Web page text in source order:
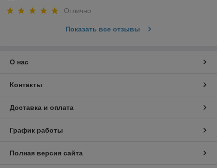
Отлично
Показать все отзывы
О нас
Контакты
Доставка и оплата
График работы
Полная версия сайта